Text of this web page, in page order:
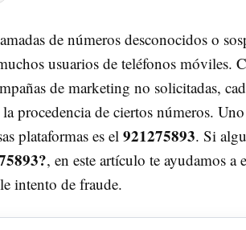
de números desconocidos o
usuarios de teléfonos móviles.
de marketing no solicitadas,
la procedencia de ciertos números.
plataformas es el921275893. Si
, en este artículo te ayudamos
intento de fraude.